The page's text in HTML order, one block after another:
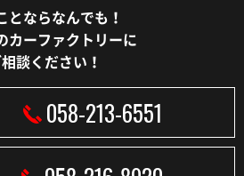
とならなんでも！
カーファクトリーに
談ください！
058-213-6551